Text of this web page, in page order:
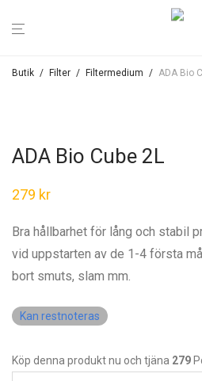
Butik / Filter / Filtermedium / ADA Bio
ADA Bio Cube 2L
279 kr
Bra hållbarhet för lång och stabil
vid uppstarten av de 1-4 första
bort smuts, slam mm.
Kan restnoteras
Köp denna produkt nu och tjäna 279